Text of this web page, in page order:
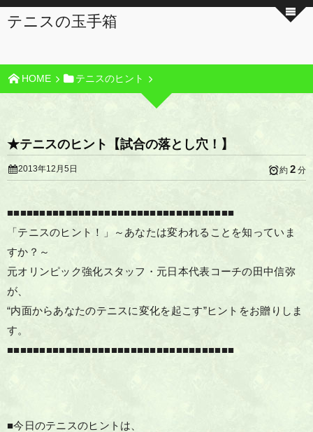
テニスの玉手箱
HOME テニスのヒント
★テニスのヒント【試合の落とし穴！】
2013年12月5日 約 2 分
■■■■■■■■■■■■■■■■■■■■■■■■■■■■■■■■■■■
「テニスのヒント！」～あなたは変われることを知っていま
すか？～
元オリンピック強化スタッフ・元日本代表コーチの田中信弥
が、
“内面からあなたのテニスに変化を起こす”ヒントをお贈りしま
す。
■■■■■■■■■■■■■■■■■■■■■■■■■■■■■■■■■■■
■今日のテニスのヒントは、